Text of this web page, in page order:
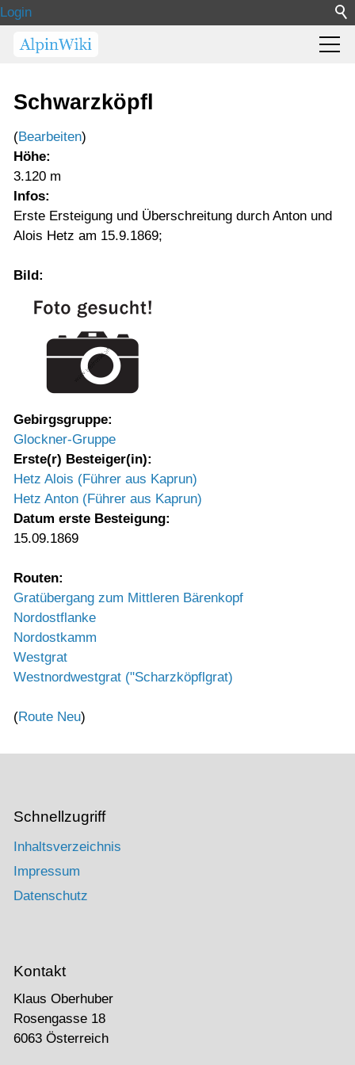
Login
Schwarzköpfl
(Bearbeiten)
Höhe:
3.120 m
Infos:
Erste Ersteigung und Überschreitung durch Anton und
Alois Hetz am 15.9.1869;
Bild:
Gebirgsgruppe:
Glockner-Gruppe
Erste(r) Besteiger(in):
Hetz Alois (Führer aus Kaprun)
Hetz Anton (Führer aus Kaprun)
Datum erste Besteigung:
15.09.1869
Routen:
Gratübergang zum Mittleren Bärenkopf
Nordostflanke
Nordostkamm
Westgrat
Westnordwestgrat ("Scharzköpflgrat)
(Route Neu)
Schnellzugriff
Inhaltsverzeichnis
Impressum
Datenschutz
Kontakt
Klaus Oberhuber
Rosengasse 18
6063 Österreich